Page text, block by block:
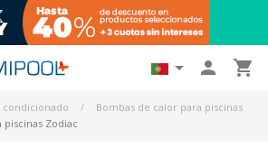
  
condicionado
Bombas de calor para piscinas
Zodiac